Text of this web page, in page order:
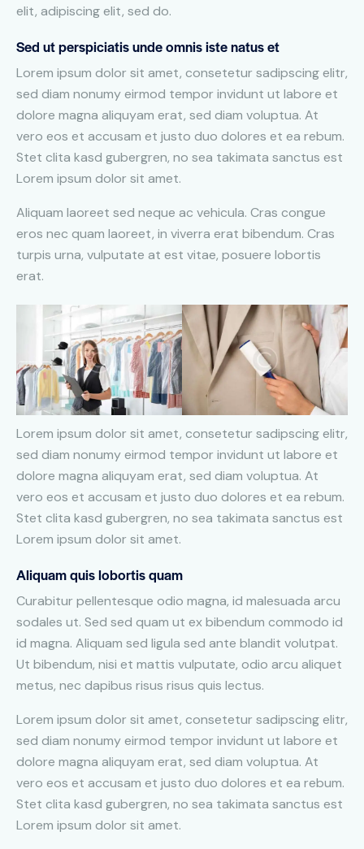
elit, adipiscing elit, sed do.
Sed ut perspiciatis unde omnis iste natus et
Lorem ipsum dolor sit amet, consetetur sadipscing elitr,
sed diam nonumy eirmod tempor invidunt ut labore et
dolore magna aliquyam erat, sed diam voluptua. At
vero eos et accusam et justo duo dolores et ea rebum.
Stet clita kasd gubergren, no sea takimata sanctus est
Lorem ipsum dolor sit amet.
Aliquam laoreet sed neque ac vehicula. Cras congue
eros nec quam laoreet, in viverra erat bibendum. Cras
turpis urna, vulputate at est vitae, posuere lobortis
erat.
Lorem ipsum dolor sit amet, consetetur sadipscing elitr,
sed diam nonumy eirmod tempor invidunt ut labore et
dolore magna aliquyam erat, sed diam voluptua. At
vero eos et accusam et justo duo dolores et ea rebum.
Stet clita kasd gubergren, no sea takimata sanctus est
Lorem ipsum dolor sit amet.
Aliquam quis lobortis quam
Curabitur pellentesque odio magna, id malesuada arcu
sodales ut. Sed sed quam ut ex bibendum commodo id
id magna. Aliquam sed ligula sed ante blandit volutpat.
Ut bibendum, nisi et mattis vulputate, odio arcu aliquet
metus, nec dapibus risus risus quis lectus.
Lorem ipsum dolor sit amet, consetetur sadipscing elitr,
sed diam nonumy eirmod tempor invidunt ut labore et
dolore magna aliquyam erat, sed diam voluptua. At
vero eos et accusam et justo duo dolores et ea rebum.
Stet clita kasd gubergren, no sea takimata sanctus est
Lorem ipsum dolor sit amet.